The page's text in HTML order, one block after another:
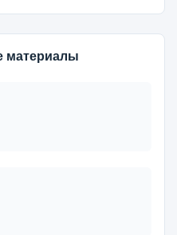
материалы